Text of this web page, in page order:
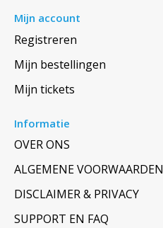
Mijn account
Registreren
Mijn bestellingen
Mijn tickets
Informatie
OVER ONS
ALGEMENE VOORWAARDEN
DISCLAIMER & PRIVACY
SUPPORT EN FAQ